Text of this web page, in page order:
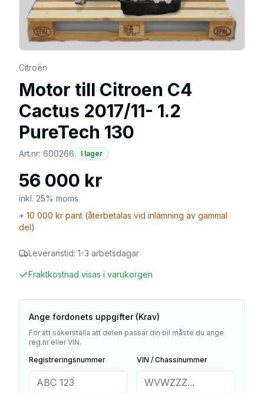
Citroën
Motor till Citroen C4
Cactus 2017/11- 1.2
PureTech 130
Art.nr: 600266 I lager
56 000 kr
inkl. 25% moms
+ 10 000 kr pant (återbetalas vid inlämning av gammal
del)
Leveranstid: 1-3 arbetsdagar
Fraktkostnad visas i varukorgen
Ange fordonets uppgifter (Krav)
För att säkerställa att delen passar din bil måste du ange
reg.nr eller VIN.
Registreringsnummer
VIN / Chassinummer